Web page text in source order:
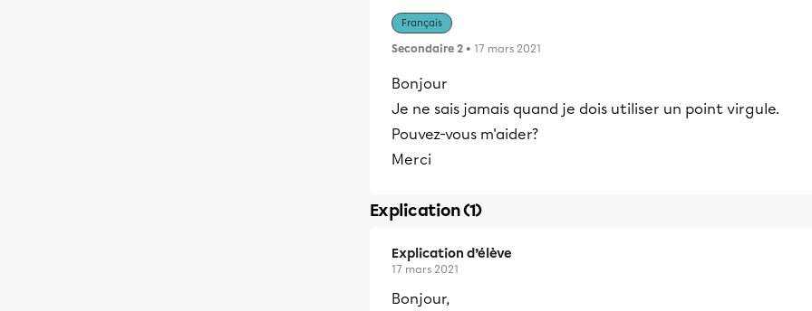
Français
Secondaire 2 • 17 mars 2021
Bonjour
Je ne sais jamais quand je dois utiliser un point virgule.
Pouvez-vous m'aider?
Merci
Explication (1)
Explication d’élève
17 mars 2021
Bonjour,